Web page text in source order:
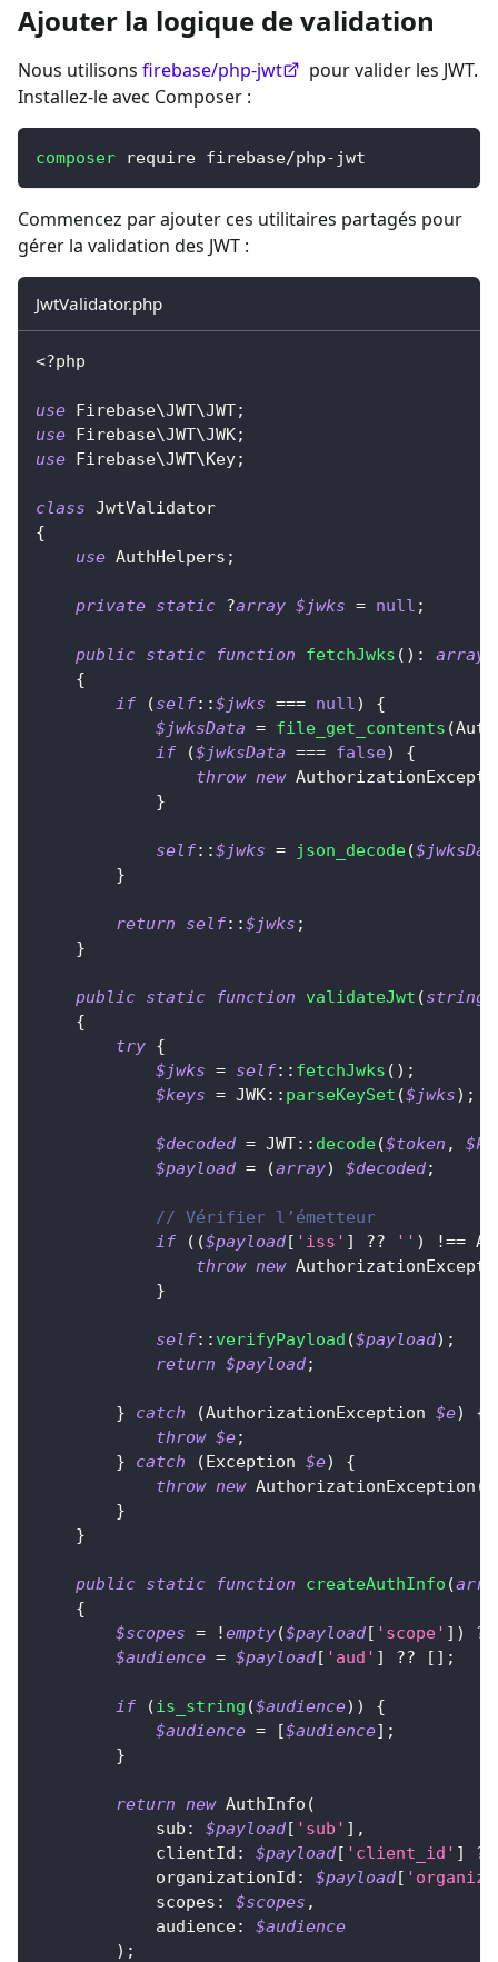
Ajouter la logique de validation
Nous utilisons firebase/php-jwt
pour valider les JWT.
Installez-le avec Composer :
composer require firebase/php-jwt
Commencez par ajouter ces utilitaires partagés pour
gérer la validation des JWT :
JwtValidator.php
<?php
use Firebase\JWT\JWT;
use Firebase\JWT\JWK;
use Firebase\JWT\Key;
class JwtValidator
{
use AuthHelpers ;
private static ?array $jwks = null ;
public static function fetchJwks ( ) :
array
{
if
(self::$jwks === null )
{
$jwksData = file_get_contents (
if
($jwksData === false)
{
throw new
}
self::$jwks = json_decode(
}
return self::$jwks ;
}
public static function validateJwt (string
{
try {
$jwks = self:: fetchJwks ( ) ;
$keys = JWK:: parseKeySet ($jwks) ;
$decoded = JWT:: decode($token ,
$payload = (array) $decoded;
// Vérifier l’émetteur
if
( ($payload[ 'iss' ] ?? '' ) !==
throw new
}
self:: verifyPayload ($payload) ;
return $payload;
} catch (AuthorizationException $e)
{
throw $e;
}
catch (Exception $e)
{
throw new AuthorizationException (
}
}
public static function createAuthInfo (
{
$scopes = !empty($payload[ 'scope' ] ) ?
$audience = $payload[ 'aud' ] ?? [ ] ;
if (is_string ($audience) )
{
$audience = [$audience] ;
}
return new AuthInfo (
sub : $payload[ 'sub' ] ,
clientId : $payload[ 'client_id' ]
??
organizationId : $payload[
scopes : $scopes ,
audience:
$audience
) ;